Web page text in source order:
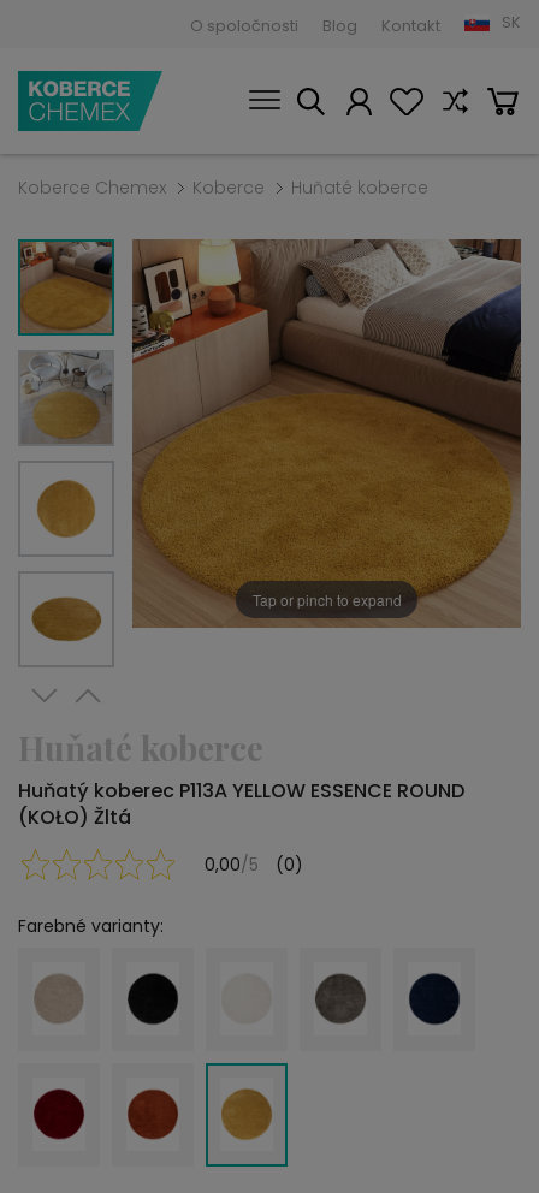
O spoločnosti Blog Kontakt SK
Koberce Chemex Koberce Huňaté koberce
Tap or pinch to expand
Huňaté koberce
Huňatý koberec P113A YELLOW ESSENCE ROUND
(KOŁO) Žltá
0,00/5 (0)
Farebné varianty: